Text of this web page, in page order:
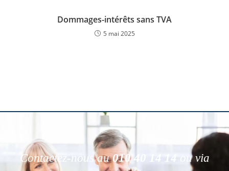
Dommages-intérêts sans TVA
5 mai 2025
Contactez-nous au010 40 14 14
ou via